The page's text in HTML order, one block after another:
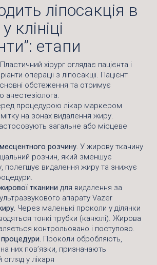
ліпосакція в
клініці
етапи
Пластичний хірург оглядає пацієнта і
операції з ліпосакції. Пацієнт
обстеження та отримує
анестезіолога.
процедурою лікар маркером
на зонах видалення жиру.
загальне або місцеве
розчину. У жирову тканину
розчин, який зменшує
полегшує видалення жиру та знижує
тканини для видалення за
апарату Vazer
Через маленькі проколи у ділянки
тонкі трубки (канюлі). Жирова
контрольовано і поступово.
Проколи обробляють,
них пов’язки, призначають
у лікаря